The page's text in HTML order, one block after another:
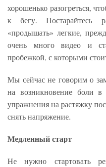
хорошенько разогреться,
к бегу. Постарайтесь
«продышать» легкие,
очень много видео и
пробежкой, с которыми
Мы сейчас не говорим о
на возникновение боли в
упражнения на растяжку
снять напряжение.
Медленный старт
Не нужно стартовать